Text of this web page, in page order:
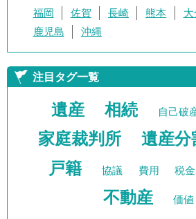
福岡 佐賀 長崎 熊本 大
鹿児島
沖縄
注目タグ一覧
遺産 相続 自己破
家庭裁判所 遺産分
戸籍 協議 費用 税金
不動産
価値